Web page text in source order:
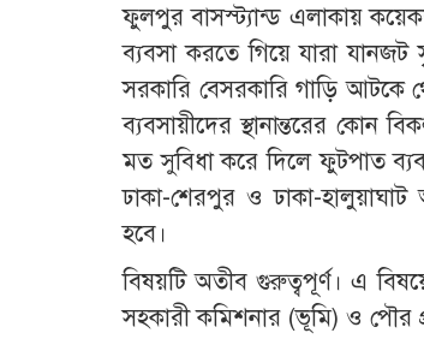
ফুলপুর বাসস্ট্যান্ড এলাকায়
ব্যবসা করতে গিয়ে যারা যানজট
সরকারি বেসরকারি গাড়ি আটকে
ব্যবসায়ীদের স্থানান্তরের কোন
মত সুবিধা করে দিলে ফুটপাত
ঢাকা-শেরপুর ও ঢাকা-
হবে।
বিষয়টি অতীব গুরুত্বপূর্ণ। এ
সহকারী কমিশনার (ভূমি) ও পৌর